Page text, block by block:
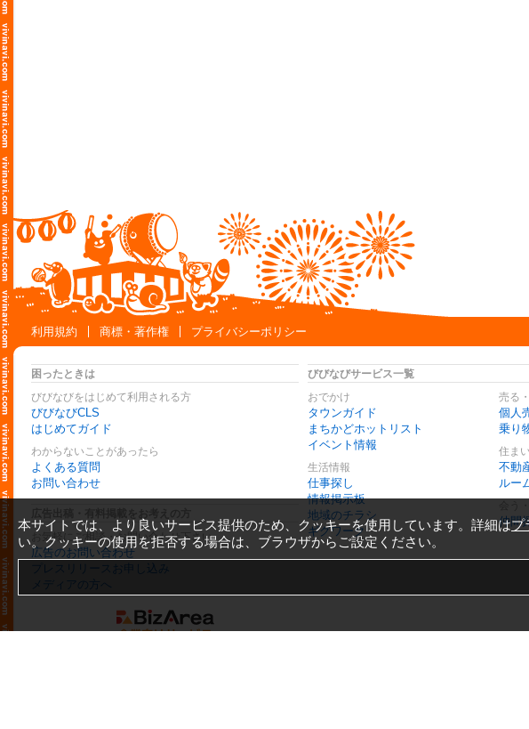
利用規約
商標・著作権 プライバシーポリシー
困ったときは
びびなびをはじめて利用される方
びびなびCLS
はじめてガイド
わからないことがあったら
よくある質問
お問い合わせ
お気軽にご相談・お問い合わせ下さい
広告のお問い合わせ
プレスリリースお申し込み
メディアの方へ
びびなびサービス一覧
おでかけ
タウンガイド
まちかどホットリスト
イベント情報
生活情報
仕事探し
情報掲示板
地域のチラシ
ギグワーク
売る
個人
乗り
住まい
不動
ルー
仲間
本サイトでは、より良いサービス提供のため、クッキーを使用しています。詳細はプ
い。クッキーの使用を拒否する場合は、ブラウザからご設定ください。